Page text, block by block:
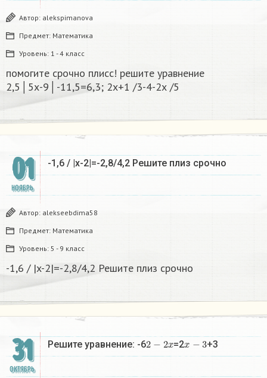
Автор: alekspimanova
Предмет: Математика
Уровень: 1 - 4 класс
помогите срочно плисс! решите уравнение
2,5│5х-9│-11,5=6,3; 2х+1 /3-4-2х /5
01
НОЯБРЬ
-1,6 / |x-2|=-2,8/4,2 Решите плиз срочно
Автор: alekseebdima58
Предмет: Математика
Уровень: 5 - 9 класс
-1,6 / |x-2|=-2,8/4,2 Решите плиз срочно
31
ОКТЯБРЬ
Решите уравнение: -62 − 2x =2x−3 +3